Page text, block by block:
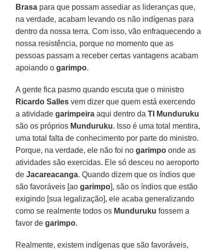
Brasa para que possam assediar as lideranças que,
na verdade, acabam levando os não indígenas para
dentro da nossa terra. Com isso, vão enfraquecendo a
nossa resistência, porque no momento que as
pessoas passam a receber certas vantagens acabam
apoiando ogarimpo.
A gente fica pasmo quando escuta que o ministro
Ricardo Salles vem dizer que quem está exercendo
a atividadegarimpeira aqui dentro daTI Munduruku
são os próprios Munduruku. Isso é uma total mentira,
uma total falta de conhecimento por parte do ministro.
Porque, na verdade, ele não foi nogarimpo onde as
atividades são exercidas. Ele só desceu no aeroporto
deJacareacanga. Quando dizem que os índios que
são favoráveis [aogarimpo], são os índios que estão
exigindo [sua legalização], ele acaba generalizando
como se realmente todos os Munduruku fossem a
favor degarimpo.
Realmente, existem indígenas que são favoráveis,